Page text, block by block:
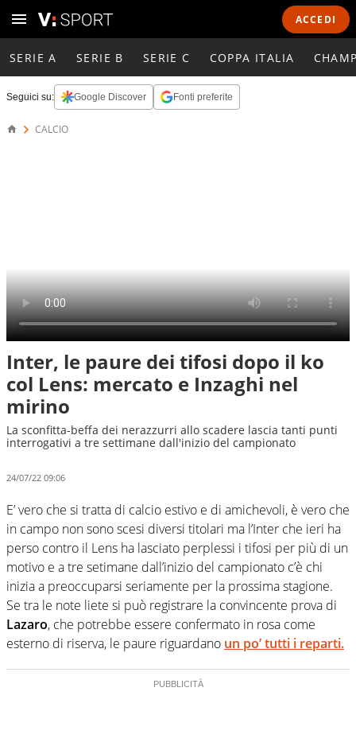
ACCEDI
SERIE A SERIE B SERIE C COPPA ITALIA
Seguici su: Google Discover Fonti preferite
CALCIO
Inter, le paure dei tifosi dopo il ko
col Lens: mercato e Inzaghi nel
mirino
La sconfitta-beffa dei nerazzurri allo scadere lascia tanti punti
interrogativi a tre settimane dall'inizio del campionato
24/07/22 09:06
E’ vero che si tratta di calcio estivo e di amichevoli, è vero che
in campo non sono scesi diversi titolari ma l’Inter che ieri ha
perso contro il Lens ha lasciato perplessi i tifosi per più di un
motivo e a tre setimane dall’inizio del campionato c’è chi
inizia a preoccuparsi seriamente per la prossima stagione.
Se tra le note liete si può registrare la convincente prova di
Lazaro, che potrebbe essere confermato in rosa come
esterno di riserva, le paure riguardano un po’ tutti i reparti.